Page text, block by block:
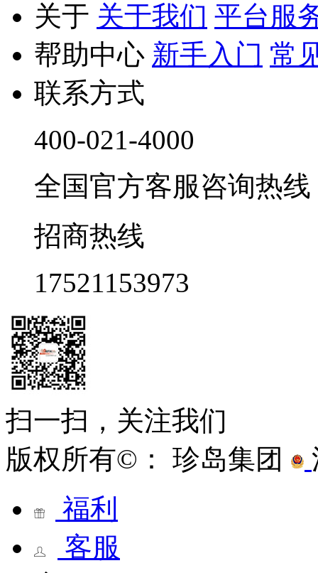
关于 关于我们 平台服
帮助中心 新手入门 常
联系方式
400-021-4000
全国官方客服咨询热线
招商热线
17521153973
扫一扫，关注我们
版权所有©： 珍岛集团
福利
客服